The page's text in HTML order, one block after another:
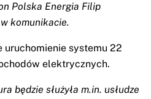
Polska Energia Filip
komunikacie.
uruchomienie systemu 22
elektrycznych.
będzie służyła m.in. usłudze